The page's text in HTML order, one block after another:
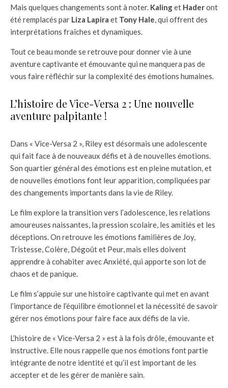
Mais quelques changements sont à noter. Kalinget Haderont
été remplacés par Liza Lapira et Tony Hale , qui offrent des
interprétations fraîches et dynamiques.
Tout ce beau monde se retrouve pour donner vie à une
aventure captivante et émouvante qui ne manquera pas de
vous faire réfléchir sur la complexité des émotions humaines.
L’histoire de Vice-Versa 2 : Une nouvelle
aventure palpitante !
Dans « Vice-Versa 2 », Riley est désormais une adolescente
qui fait face à de nouveaux défis et à de nouvelles émotions.
Son quartier général des émotions est en pleine mutation, et
de nouvelles émotions font leur apparition, compliquées par
des changements importants dans la vie de Riley.
Le film explore la transition vers l’adolescence, les relations
amoureuses naissantes, la pression scolaire, les amitiés et les
déceptions. On retrouve les émotions familières de Joy,
Tristesse, Colère, Dégoût et Peur, mais elles doivent
apprendre à cohabiter avec Anxiété, qui apporte son lot de
chaos et de panique.
Le film s’appuie sur une histoire captivante qui met en avant
l’importance de l’équilibre émotionnel et la nécessité de savoir
gérer nos émotions pour faire face aux défis de la vie.
L’histoire de « Vice-Versa 2 » est à la fois drôle, émouvante et
instructive. Elle nous rappelle que nos émotions font partie
intégrante de notre identité et qu’il est important de les
accepter et de les gérer de manière sain.